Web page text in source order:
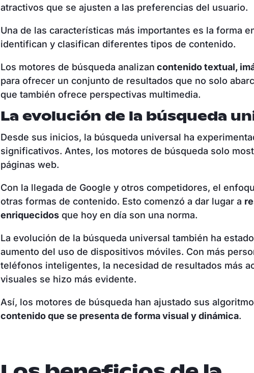
atractivos que se ajusten a las preferencias del usuario.
Una de las características más importantes es la forma
identifican y clasifican diferentes tipos de contenido.
Los motores de búsqueda analizan contenido textual,
para ofrecer un conjunto de resultados que no solo
que también ofrece perspectivas multimedia.
La evolución de la búsqueda
Desde sus inicios, la búsqueda universal ha
significativos. Antes, los motores de búsqueda solo
páginas web.
Con la llegada de Google y otros competidores, el
otras formas de contenido. Esto comenzó a dar lugar a
enriquecidos que hoy en día son una norma.
La evolución de la búsqueda universal también ha
aumento del uso de dispositivos móviles. Con más
teléfonos inteligentes, la necesidad de resultados más
visuales se hizo más evidente.
Así, los motores de búsqueda han ajustado sus
contenido que se presenta de forma visual y dinámica.